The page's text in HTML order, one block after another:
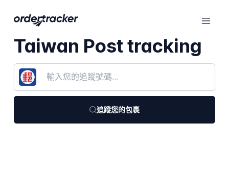
Taiwan Post tracking
追蹤您的包裹